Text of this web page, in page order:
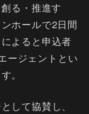
る・推進す
ホールで2日間
よると申込者
ージェントとい
。
して協賛し、